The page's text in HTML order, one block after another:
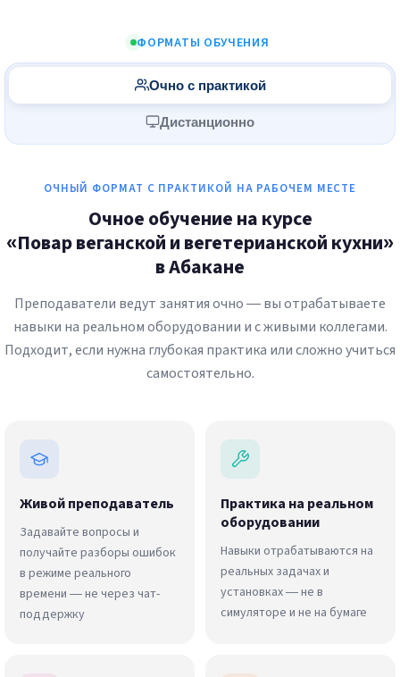
ФОРМАТЫ ОБУЧЕНИЯ
Очно с практикой
Дистанционно
ОЧНЫЙ ФОРМАТ С ПРАКТИКОЙ НА РАБОЧЕМ МЕСТЕ
Очное обучение на курсе
«Повар веганской и вегетерианской кухни»
в Абакане
Преподаватели ведут занятия очно — вы отрабатываете
навыки на реальном оборудовании и с живыми коллегами.
Подходит, если нужна глубокая практика или сложно учиться
самостоятельно.
Живой преподаватель
Задавайте вопросы и
получайте разборы ошибок
в режиме реального
времени — не через чат-
поддержку
Практика на реальном
оборудовании
Навыки отрабатываются на
реальных задачах и
установках — не в
симуляторе и не на бумаге